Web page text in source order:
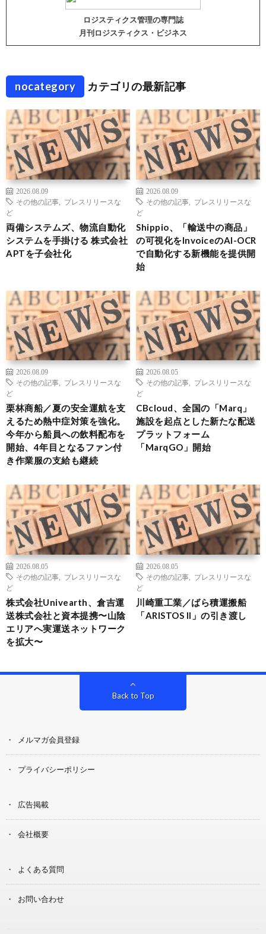
ロジスティクス管理の専門誌
月刊ロジスティクス・ビジネス
nocategory カテゴリの最新記事
2026.08.09
その他の記事
プレスリリースな
ど
両備システムズ、物流自動化
システムを手掛ける 株式会社
APTを子会社化
2026.08.09
その他の記事
プレスリリースな
ど
Shippio、「輸送中の商品」
の可視化をInvoiceのAI-OCR
で自動化する新機能を提供開
始
2026.08.09
その他の記事
プレスリリースな
ど
栗林商船／夏の安全運航を支
えるため熱中症対策を強化。
今年から船員への飲料配布を
開始、4年目となるファン付
き作業服の支給も継続
2026.08.05
その他の記事
プレスリリースな
ど
CBcloud、全国の「Marq」
施設を起点とした新たな配送
プラットフォーム
「MarqGO」開始
2026.08.05
その他の記事
プレスリリースな
ど
株式会社Univearth、倉吉運
送株式会社と資本提携〜山陰
エリアへ実運送ネットワーク
を拡大〜
2026.08.05
その他の記事
プレスリリースな
ど
川崎重工業／ばら積運搬船
「ARISTOS II」の引き渡し
Back to Top
メルマガ会員登録
プライバシーポリシー
広告掲載
会社概要
よくある質問
お問い合わせ